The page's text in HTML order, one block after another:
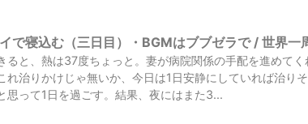
で寝込む（三日目）・BGMはブブゼラで / 世界一
ると、熱は37度ちょっと。妻が病院関係の手配を進めて
れ治りかけじゃ無いか、今日は1日安静にしていれば治り
思って1日を過ごす。結果、夜にはまた3...